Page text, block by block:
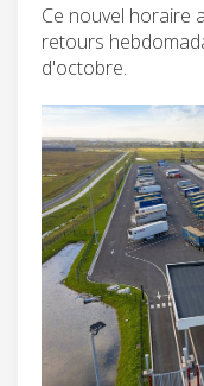
Ce nouvel horaire
retours
d'octobre.